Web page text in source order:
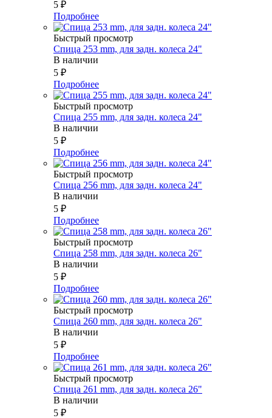
5 ₽
Подробнее
Быстрый просмотр
Спица 253 mm, для задн. колеса 24"
В наличии
5 ₽
Подробнее
Быстрый просмотр
Спица 255 mm, для задн. колеса 24"
В наличии
5 ₽
Подробнее
Быстрый просмотр
Спица 256 mm, для задн. колеса 24"
В наличии
5 ₽
Подробнее
Быстрый просмотр
Спица 258 mm, для задн. колеса 26"
В наличии
5 ₽
Подробнее
Быстрый просмотр
Спица 260 mm, для задн. колеса 26"
В наличии
5 ₽
Подробнее
Быстрый просмотр
Спица 261 mm, для задн. колеса 26"
В наличии
5 ₽